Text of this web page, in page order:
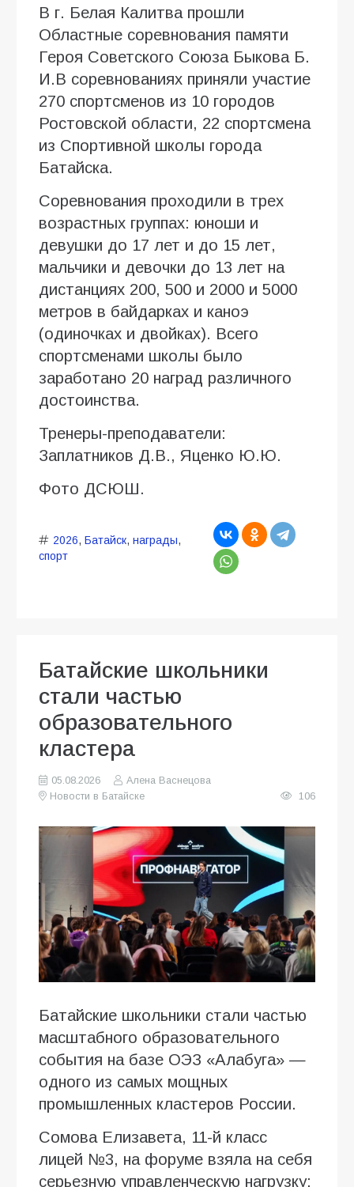
В г. Белая Калитва прошли
Областные соревнования памяти
Героя Советского Союза Быкова Б.
И.В соревнованиях приняли участие
270 спортсменов из 10 городов
Ростовской области, 22 спортсмена
из Спортивной школы города
Батайска.
Соревнования проходили в трех
возрастных группах: юноши и
девушки до 17 лет и до 15 лет,
мальчики и девочки до 13 лет на
дистанциях 200, 500 и 2000 и 5000
метров в байдарках и каноэ
(одиночках и двойках). Всего
спортсменами школы было
заработано 20 наград различного
достоинства.
Тренеры-преподаватели:
Заплатников Д.В., Яценко Ю.Ю.
Фото ДСЮШ.
2026, Батайск, награды,
спорт
Батайские школьники
стали частью
образовательного
кластера
05.08.2026
Алена Васнецова
Новости в Батайске
106
Батайские школьники стали частью
масштабного образовательного
события на базе ОЭЗ «Алабуга» —
одного из самых мощных
промышленных кластеров России.
Сомова Елизавета, 11-й класс
лицей №3, на форуме взяла на себя
серьезную управленческую нагрузку: